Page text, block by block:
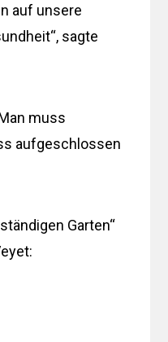
auf unsere
sagte
muss
aufgeschlossen
Garten“